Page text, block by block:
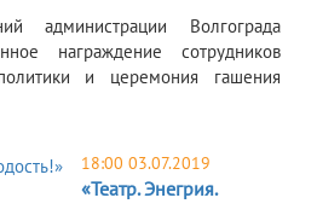
администрации Волгограда
награждение сотрудников
и церемония гашения
18:00 03.07.2019
«Театр. Энегрия.